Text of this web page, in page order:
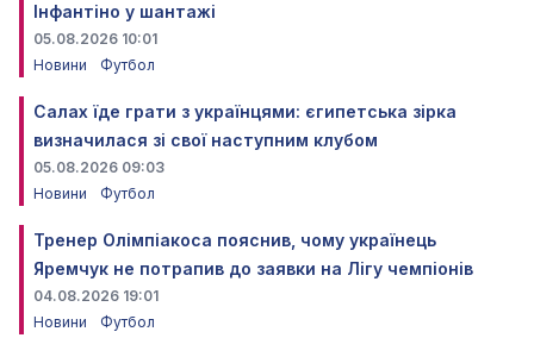
Інфантіно у шантажі
05.08.2026 10:01
Новини
Футбол
Салах їде грати з українцями: єгипетська зірка
визначилася зі свої наступним клубом
05.08.2026 09:03
Новини
Футбол
Тренер Олімпіакоса пояснив, чому українець
Яремчук не потрапив до заявки на Лігу чемпіонів
04.08.2026 19:01
Новини
Футбол